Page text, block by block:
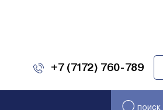
+7 (7172) 760-789